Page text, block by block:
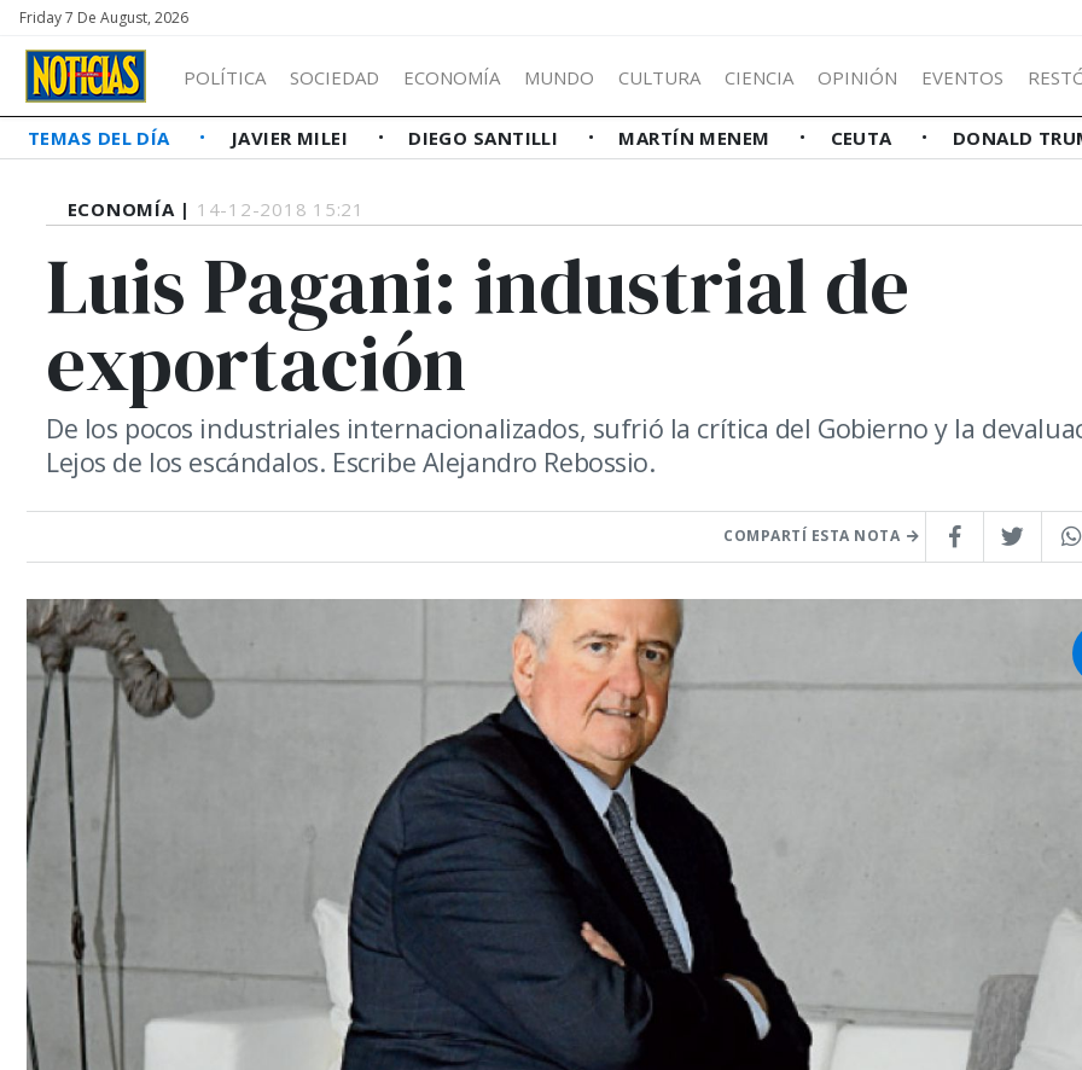
Friday 7 De August, 2026
POLÍTICA SOCIEDAD ECONOMÍA MUNDO CULTURA CIENCIA OPINIÓN EVENTOS
TEMAS DEL DÍA JAVIER MILEI DIEGO SANTILLI MARTÍN MENEM CEUTA DONALD
ECONOMÍA | 14-12-2018 15:21
Luis Pagani: industrial de
exportación
De los pocos industriales internacionalizados, sufrió la crítica del Gobierno y la
Lejos de los escándalos. Escribe Alejandro Rebossio.
COMPARTÍ ESTA NOTA